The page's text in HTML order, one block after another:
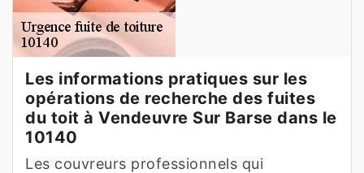
Les informations pratiques sur les
opérations de recherche des fuites
du toit à Vendeuvre Sur Barse dans le
10140
Les couvreurs professionnels qui